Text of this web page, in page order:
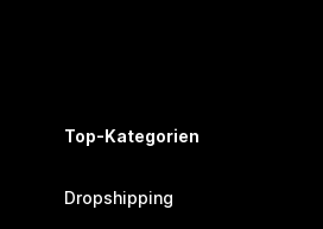
Top-Kategorien
Dropshipping